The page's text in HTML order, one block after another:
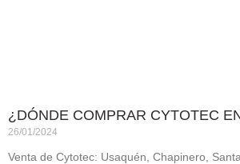
¿DÓNDE COMPRAR CYTOTEC
26/01/2024
Venta de Cytotec: Usaquén, Chapinero,